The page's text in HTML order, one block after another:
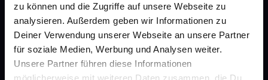
zu können und die Zugriffe auf unsere Webseite zu
analysieren. Außerdem geben wir Informationen zu
Deiner Verwendung unserer Webseite an unsere Partner
für soziale Medien, Werbung und Analysen weiter.
Unsere Partner führen diese Informationen
Über uns
Karriere